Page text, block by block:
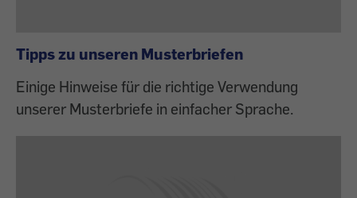
Tipps zu unseren Musterbriefen
Einige Hinweise für die richtige Verwendung
unserer Musterbriefe in einfacher Sprache.